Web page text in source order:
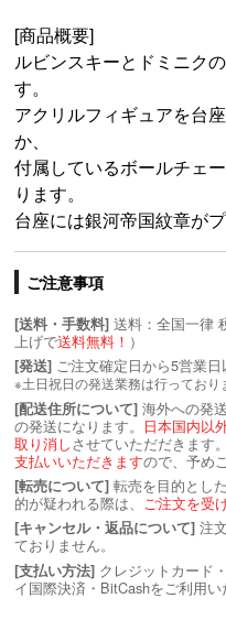
[商品概要]
ルビンスキーとドミニク
す。
アクリルフィギュアを台
か、
付属しているボールチェ
ります。
台座には銀河帝国紋章が
ご注意事項
[送料・手数料] 送料：全国一律
上げで送料無料！ ）
[発送] ご注文確定日から5営業日
※土日祝日の発送業務は行っており
[配送住所について] 海外への発
の発送になります。 日本国内以
取り消しさせていただだきます
支払いいただきますので、予め
[転売について] 転売を目的とし
的が疑われる際は、 ご注文を受
[キャンセル・返品について] 注
ておりません。
[支払い方法] クレジットカード
イ国際決済・BitCashをご利用い